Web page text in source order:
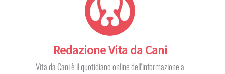
Redazione Vita da Cani
Vita da Cani è il quotidiano online dell'informazione a